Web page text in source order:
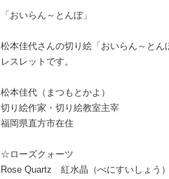
「おいらん～とんぼ」
松本佳代さんの切り絵「おいらん～と
レスレットです。
松本佳代（まつもとかよ）
切り絵作家・切り絵教室主宰
福岡県直方市在住
☆ローズクォーツ
Rose Quartz 紅水晶（べにすいしょう）